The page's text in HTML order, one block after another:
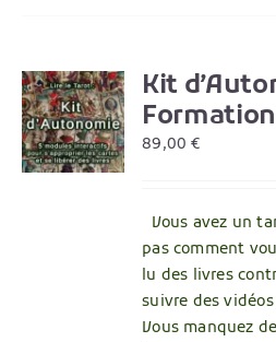
Kit
89,00€
Vous avez un
pas comment
lu des livres
suivre des
Vous manquez